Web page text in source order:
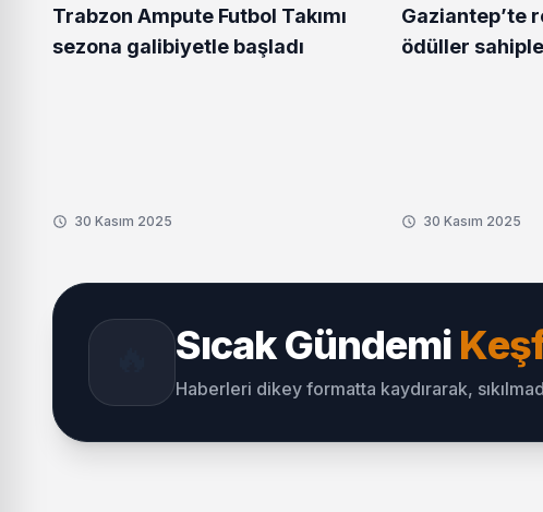
Trabzon Ampute Futbol Takımı
sezona galibiyetle başladı
30 Kasım 2025
Gaziantep’te
ödüller
30 Kasım 2025
Sıcak Gündemi
Haberleri dikey formatta kaydırarak,